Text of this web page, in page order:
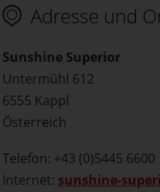
Adresse und
Sunshine Superior
Untermühl 612
6555 Kappl
Österreich
Telefon: +43 (0)5445 6600
Internet: sunshine-